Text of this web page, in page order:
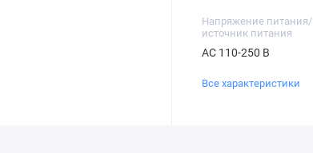
Напряжение питания/
источник питания
AC 110-250 В
Все характеристики